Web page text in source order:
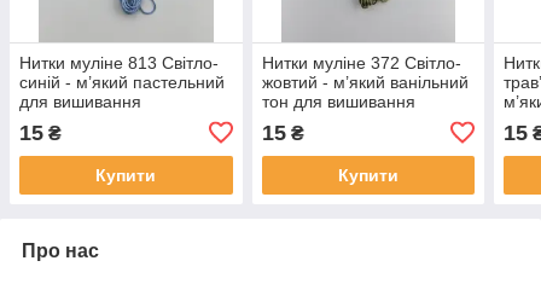
Нитки муліне 813 Світло-
синій - м’який пастельний
для вишивання
15 ₴
Купити
Нитки муліне 372 Світло-
жовтий - м’який ванільний
тон для вишивання
15₴
Купити
15
Про нас